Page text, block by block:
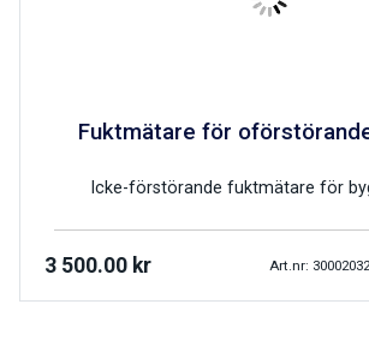
Fuktmätare för
Icke-förstörande fuktmätare för
3 500.00 kr Art.nr: 30002032